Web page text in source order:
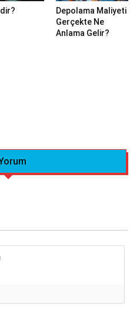
Depolama Maliyeti
Gerçekte Ne
Anlama Gelir?